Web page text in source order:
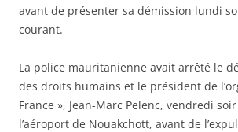
avant de présenter sa démission lundi
courant.
La police mauritanienne avait arrêté le
des droits humains et le président de
France », Jean-Marc Pelenc, vendredi
l’aéroport de Nouakchott, avant de